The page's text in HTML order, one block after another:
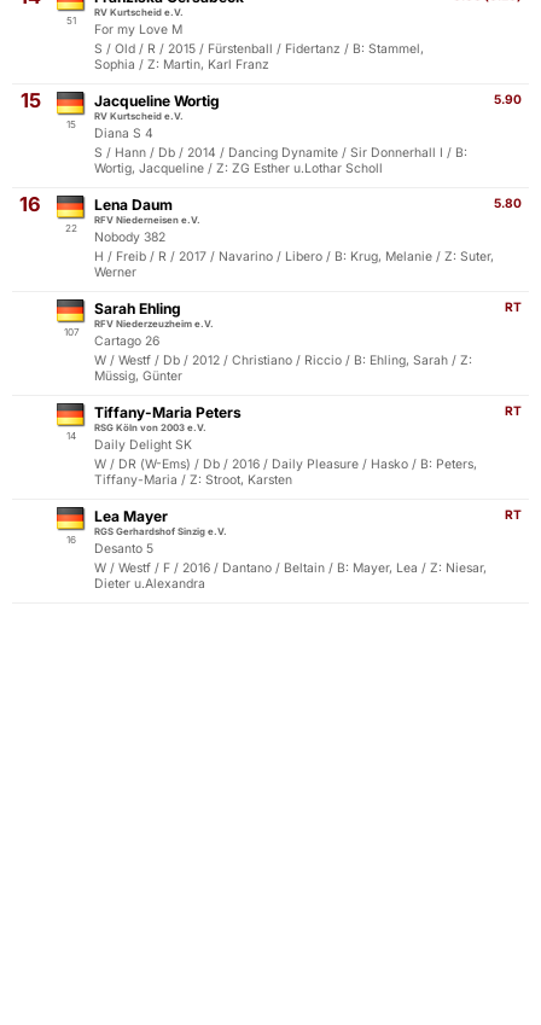
51
RV Kurtscheid e.V.
For my Love M
S / Old / R / 2015 / Fürstenball / Fidertanz / B: Stammel,
Sophia / Z: Martin, Karl Franz
15
15
5.90
Jacqueline Wortig
RV Kurtscheid e.V.
Diana S 4
S / Hann / Db / 2014 / Dancing Dynamite / Sir Donnerhall I / B:
Wortig, Jacqueline / Z: ZG Esther u.Lothar Scholl
16
22
5.80
Lena Daum
RFV Niederneisen e.V.
Nobody 382
H / Freib / R / 2017 / Navarino / Libero / B: Krug, Melanie / Z: Suter,
Werner
107
RT
Sarah Ehling
RFV Niederzeuzheim e.V.
Cartago 26
W / Westf / Db / 2012 / Christiano / Riccio / B: Ehling, Sarah / Z:
Müssig, Günter
14
RT
Tiffany-Maria Peters
RSG Köln von 2003 e.V.
Daily Delight SK
W / DR (W-Ems) / Db / 2016 / Daily Pleasure / Hasko / B: Peters,
Tiffany-Maria / Z: Stroot, Karsten
16
RT
Lea Mayer
RGS Gerhardshof Sinzig e.V.
Desanto 5
W / Westf / F / 2016 / Dantano / Beltain / B: Mayer, Lea / Z: Niesar,
Dieter u.Alexandra